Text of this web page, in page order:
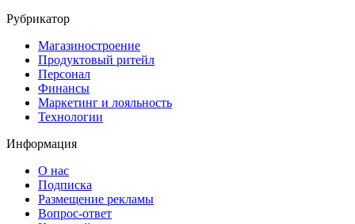
Рубрикатор
Магазиностроение
Продуктовый ритейл
Персонал
Финансы
Маркетинг и лояльность
Технологии
Информация
О нас
Подписка
Размещение рекламы
Вопрос-ответ